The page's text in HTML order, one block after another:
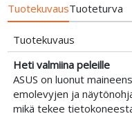
TuotekuvausTuoteturva
Tuotekuvaus
Heti valmiina peleille
ASUS on luonut
emolevyjen ja
mikä tekee